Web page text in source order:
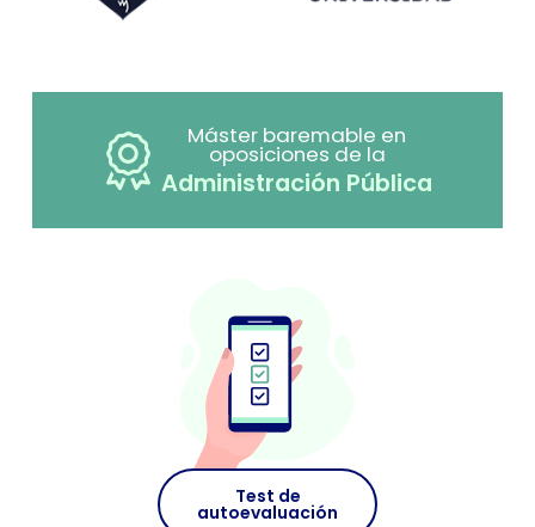
Máster baremable en
oposiciones de la
Administración Pública
Test de
autoevaluación